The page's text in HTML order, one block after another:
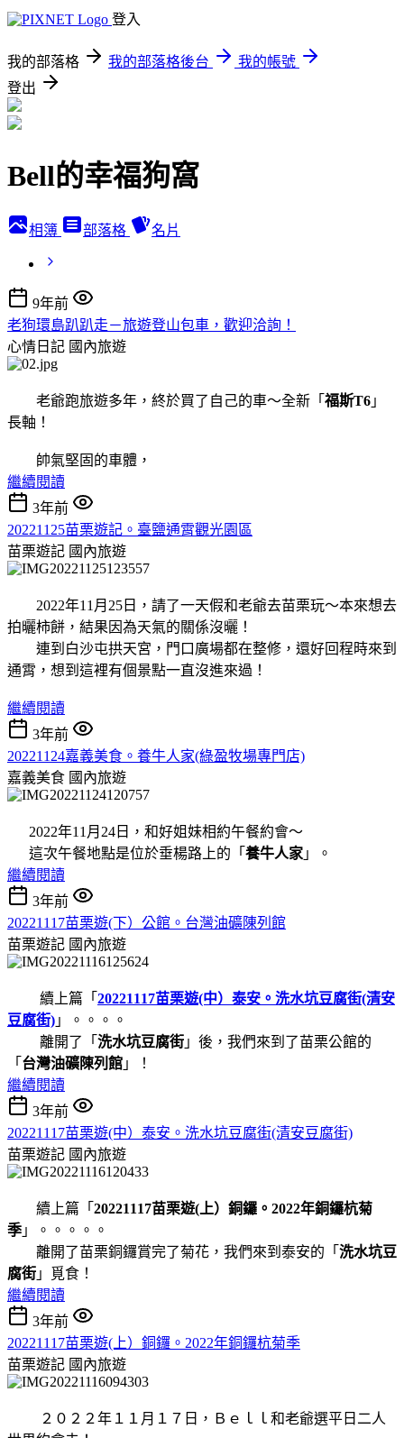
登入
我的部落格 我的部落格後台
我的帳號
登出
Bell的幸福狗窩
相簿 部落格 名片
9年前
老狗環島趴趴走－旅遊登山包車，歡迎洽詢！
心情日記 國內旅遊
老爺跑旅遊多年，終於買了自己的車～全新「 福斯T6 」
長軸！
帥氣堅固的車體，
繼續閱讀
3年前
20221125苗栗遊記。臺鹽通霄觀光園區
苗栗遊記 國內旅遊
2022年11月25日，請了一天假和老爺去苗栗玩～本來想去
拍曬柿餅，結果因為天氣的關係沒曬！
連到白沙屯拱天宮，門口廣場都在整修，還好回程時來到
通霄，想到這裡有個景點一直沒進來過！
繼續閱讀
3年前
20221124嘉義美食。養牛人家(綠盈牧場專門店)
嘉義美食 國內旅遊
2022年11月24日，和好姐妹相約午餐約會～
這次午餐地點是位於垂楊路上的「 養牛人家 」。
繼續閱讀
3年前
20221117苗栗遊(下）公館。台灣油礦陳列館
苗栗遊記 國內旅遊
續上篇「 20221117苗栗遊(中）泰安。洗水坑豆腐街(清安
豆腐街) 」。。。。
離開了「 洗水坑豆腐街 」後，我們來到了苗栗公館的
「 台灣油礦陳列館 」！
繼續閱讀
3年前
20221117苗栗遊(中）泰安。洗水坑豆腐街(清安豆腐街)
苗栗遊記 國內旅遊
續上篇「 20221117苗栗遊(上）銅鑼。2022年銅鑼杭菊
季 」。。。。。
離開了苗栗銅鑼賞完了菊花，我們來到泰安的「 洗水坑豆
腐街 」覓食！
繼續閱讀
3年前
20221117苗栗遊(上）銅鑼。2022年銅鑼杭菊季
苗栗遊記 國內旅遊
２０２２年１１月１７日，Ｂｅｌｌ和老爺選平日二人